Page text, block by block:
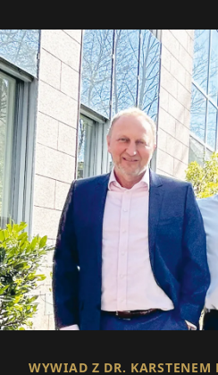
WYWIAD Z DR. KARSTENEM